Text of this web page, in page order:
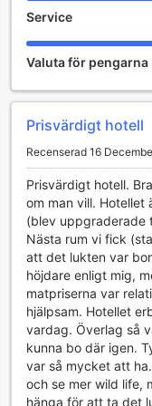
som de har tillgång
utrustad med
med en bok eller
tropiska atmosfären.
trädgården också
Här kan du delta i
av en avkopplande
gångvägarna. Med
varje stund i
din vistelse.
Sanbay Hotel i
och problemfri. För
tvätt finns det en
kemtvätt tillgänglig,
tid utan att behöva
fräschas upp.
kan förvara dina
Service
Valuta för pengarna
Prisvärdigt hotell
Recenserad 16
Prisvärdigt hotell.
om man vill. Hotellet
(blev uppgraderade
Nästa rum vi fick
att det lukten var
höjdare enligt mig,
matpriserna var
hjälpsam. Hotellet
vardag. Överlag så
kunna bo där igen.
var så mycket att
och se mer wild life,
hänga för att ta det